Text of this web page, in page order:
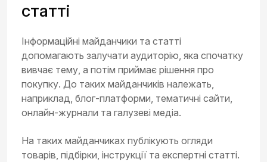
статті
Інформаційні майданчики та статті
допомагають залучати аудиторію, яка спочатку
вивчає тему, а потім приймає рішення про
покупку. До таких майданчиків належать,
наприклад, блог-платформи, тематичні сайти,
онлайн-журнали та галузеві медіа.
На таких майданчиках публікують огляди
товарів, підбірки, інструкції та експертні статті.